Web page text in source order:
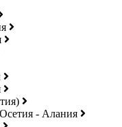
- Алания